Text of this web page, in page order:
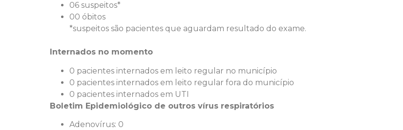
06 suspeitos*
00 óbitos
*suspeitos são pacientes que aguardam resultado do exame.
Internados no momento
0 pacientes internados em leito regular no município
0 pacientes internados em leito regular fora do município
0 pacientes internados em UTI
Boletim Epidemiológico de outros vírus respiratórios
Adenovírus: 0